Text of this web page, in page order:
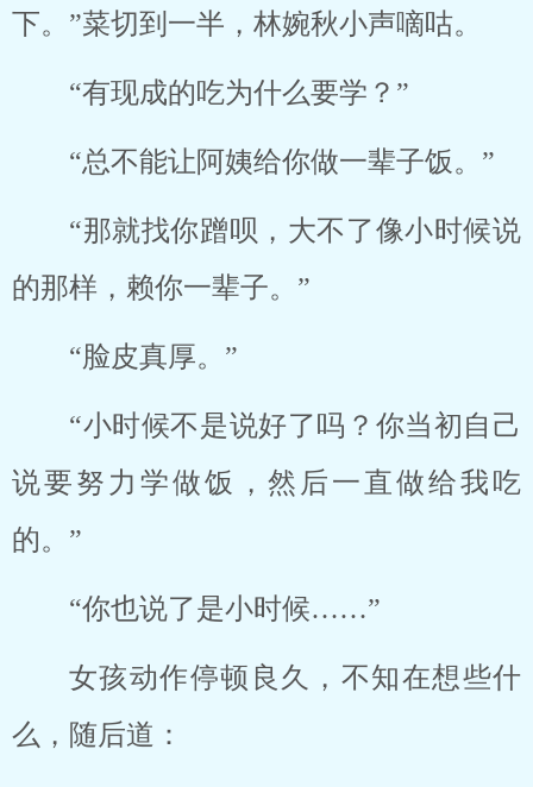
下。”菜切到一半，林婉秋小声嘀咕。
“有现成的吃为什么要学？”
“总不能让阿姨给你做一辈子饭。”
“那就找你蹭呗，大不了像小时候说
的那样，赖你一辈子。”
“脸皮真厚。”
“小时候不是说好了吗？你当初自己
说要努力学做饭，然后一直做给我吃
的。”
“你也说了是小时候……”
女孩动作停顿良久，不知在想些什
么，随后道：